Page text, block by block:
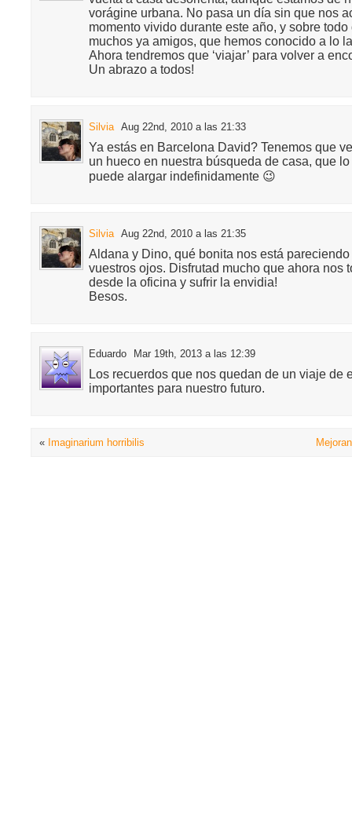
vorágine urbana. No pasa un día sin que nos
momento vivido durante este año, y sobre
muchos ya amigos, que hemos conocido a lo
Ahora tendremos que ‘viajar’ para volver a
Un abrazo a todos!
Silvia Aug 22nd, 2010 a las 21:33
Ya estás en Barcelona David? Tenemos que
un hueco en nuestra búsqueda de casa, que
puede alargar indefinidamente 😉
Silvia Aug 22nd, 2010 a las 21:35
Aldana y Dino, qué bonita nos está
vuestros ojos. Disfrutad mucho que ahora nos
desde la oficina y sufrir la envidia!
Besos.
Eduardo Mar 19th, 2013 a las 12:39
Los recuerdos que nos quedan de un viaje de
importantes para nuestro futuro.
« Imaginarium horribilis